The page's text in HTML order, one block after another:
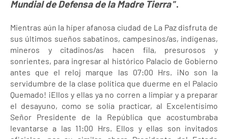
Mundial de Defensa de la Madre Tierra”.
Mientras aún la híper afanosa ciudad de La Paz disfruta de
sus últimos sueños sabatinos, campesinos/as, indígenas,
mineros y citadinos/as hacen fila, presurosos y
sonrientes, para ingresar al histórico Palacio de Gobierno
antes que el reloj marque las 07:00 Hrs. ¡No son la
servidumbre de la clase política que duerme en el Palacio
Quemado! ¡Ellos y ellas ya no corren a limpiar y a preparar
el desayuno, como se solía practicar, al Excelentísimo
Señor Presidente de la República que acostumbraba
levantarse a las 11:00 Hrs. Ellos y ellas son invitados